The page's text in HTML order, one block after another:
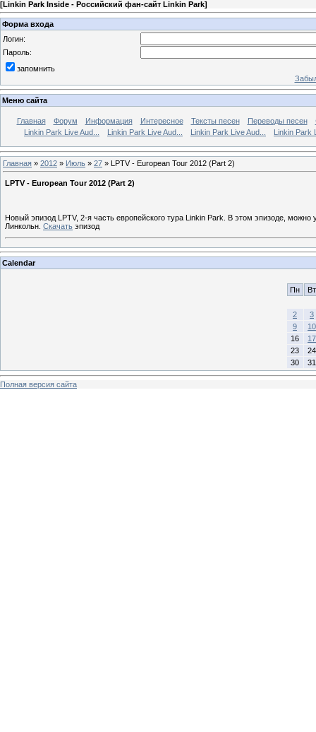
[Linkin Park Inside - Российский фан-сайт Linkin Park]
Форма входа
Логин:
Пароль:
запомнить
Меню сайта
Главная Форум Информация Интересное Тексты песен Переводы песен
Linkin Park Live Aud...
Linkin Park Live Aud... Linkin Park Live Aud... Linkin Park
Главная » 2012 » Июль » 27 » LPTV - European Tour 2012 (Part 2)
LPTV - European Tour 2012 (Part 2)
Новый эпизод LPTV, 2-я часть европейского тура Linkin Park. В этом эпизоде,
Линкольн. Скачать эпизод
Calendar
Пн Вт
2
3
9
10
16
17
23
24
30
31
Полная версия сайта